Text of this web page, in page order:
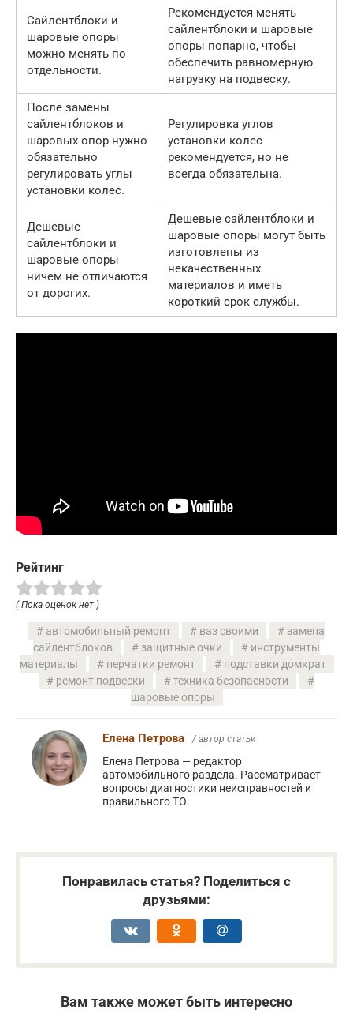
Сайлентблоки и
шаровые опоры
можно менять по
отдельности.
Рекомендуется менять
сайлентблоки и шаровые
опоры попарно, чтобы
обеспечить равномерную
нагрузку на подвеску.
После замены
сайлентблоков и
шаровых опор нужно
обязательно
регулировать углы
установки колес.
Регулировка углов
установки колес
рекомендуется, но не
всегда обязательна.
Дешевые
сайлентблоки и
шаровые опоры
ничем не отличаются
от дорогих.
Дешевые сайлентблоки и
шаровые опоры могут быть
изготовлены из
некачественных
материалов и иметь
короткий срок службы.
Рейтинг
( Пока оценок нет )
автомобильный ремонт ваз своими
замена
сайлентблоков
защитные очки
инструменты
материалы
перчатки ремонт
подставки домкрат
ремонт подвески
техника безопасности
шаровые опоры
Елена Петрова / автор статьи
Елена Петрова — редактор
автомобильного раздела. Рассматривает
вопросы диагностики неисправностей и
правильного ТО.
Понравилась статья? Поделиться с
друзьями:
Вам также может быть интересно